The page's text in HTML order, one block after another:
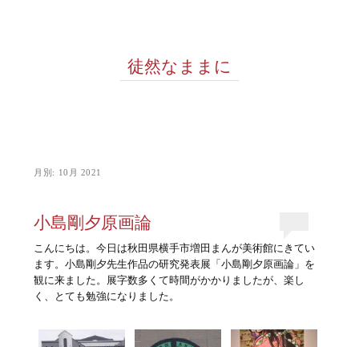
徒然なままに
月別: 10月 2021
小島剛夕原画論
こんにちは。今日は秋田県横手市増田まんが美術館にきてい
ます。小島剛夕先生作品の研究発表展「小島剛夕原画論」を
観に来ました。展字数多くて時間がかかりましたが、楽し
く、とても勉強になりました。